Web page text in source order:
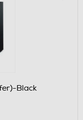
Black